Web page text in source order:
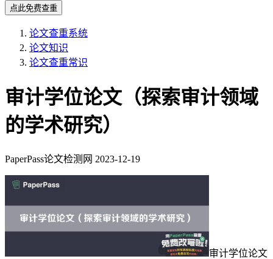
点此免费查重
论文查重系统
论文知识
论文查重常识
审计学位论文（探索审计领域
的学术研究）
PaperPass论文检测网 2023-12-19
审计学位论文